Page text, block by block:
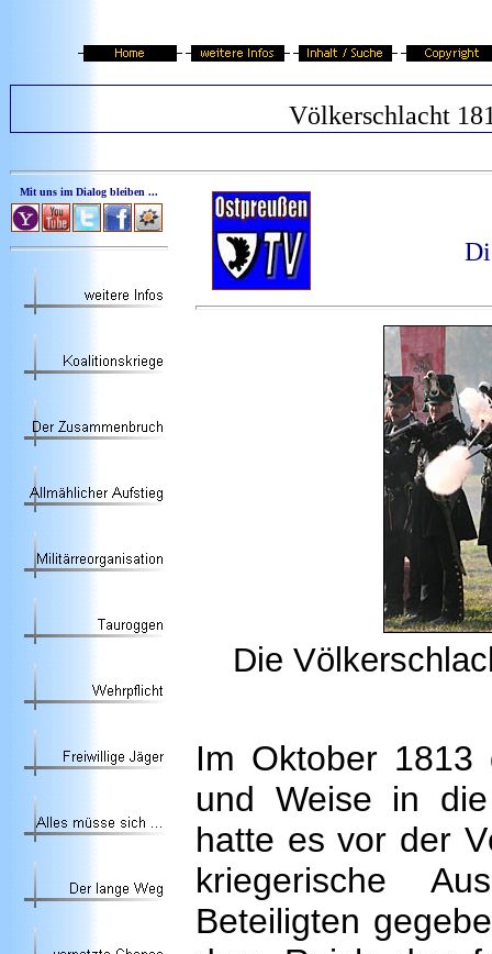
Völkerschlacht
Mit uns im Dialog bleiben ...
Die
Im Oktober
und Weise in
hatte es vor der
kriegerische
Beteiligten